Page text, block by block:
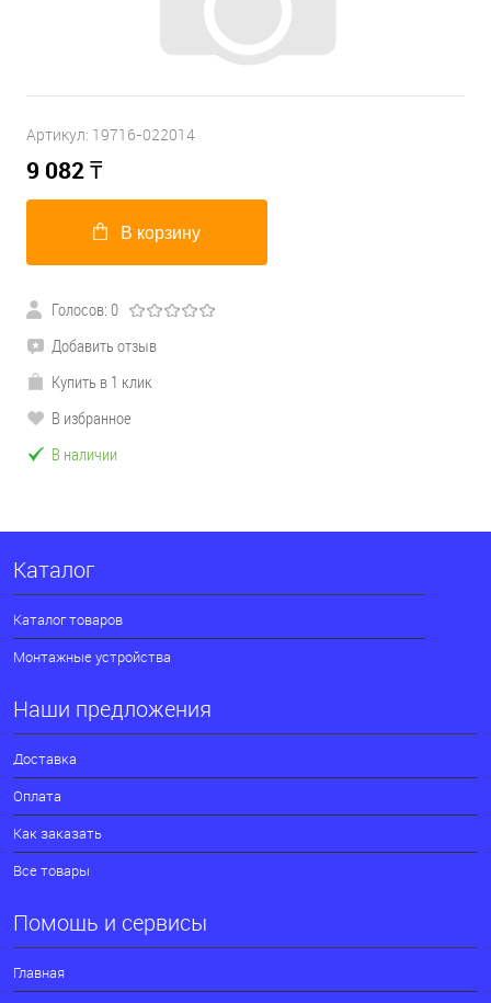
Артикул: 19716-022014
9 082₸
В корзину
Голосов: 0
Добавить отзыв
Купить в 1 клик
В избранное
В наличии
Каталог
Каталог товаров
Монтажные устройства
Наши предложения
Доставка
Оплата
Как заказать
Все товары
Помощь и сервисы
Главная